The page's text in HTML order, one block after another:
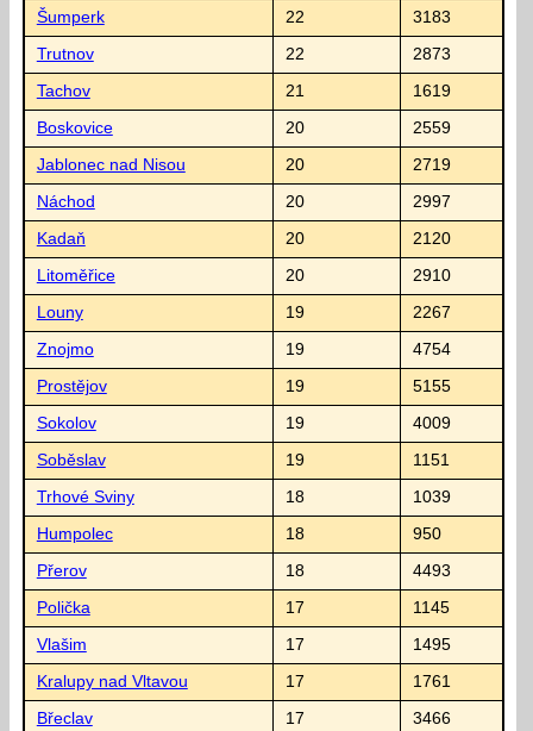
Šumperk 22 3183
Trutnov 22 2873
Tachov 21 1619
Boskovice 20 2559
Jablonec nad Nisou 20 2719
Náchod 20 2997
Kadaň 20 2120
Litoměřice 20 2910
Louny 19 2267
Znojmo 19 4754
Prostějov 19 5155
Sokolov 19 4009
Soběslav 19 1151
Trhové Sviny 18 1039
Humpolec 18 950
Přerov 18 4493
Polička 17 1145
Vlašim 17 1495
Kralupy nad Vltavou 17 1761
Břeclav 17 3466